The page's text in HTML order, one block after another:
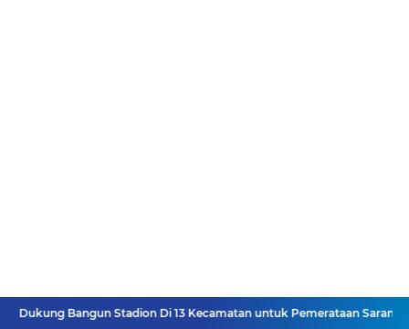
Bangun Stadion Di 13 Kecamatan untuk Pemerataan Sarana